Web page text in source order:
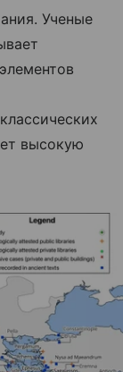
Ученые
высокую